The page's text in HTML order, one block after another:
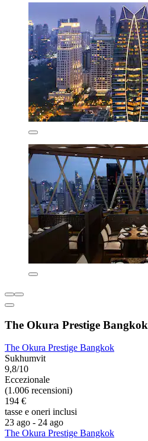
The Okura Prestige Bangkok
The Okura Prestige Bangkok
Sukhumvit
9,8/10
Eccezionale
(1.006 recensioni)
194 €
tasse e oneri inclusi
23 ago - 24 ago
The Okura Prestige Bangkok